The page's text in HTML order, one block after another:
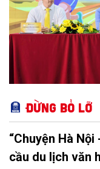
Đừng bỏ lỡ
“Chuyện Hà
cầu du lịch văn